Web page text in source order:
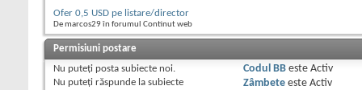
Ofer 0,5 USD pe listare/director
De marcos29 în forumul Continut web
Permisiuni postare
Nu puteţi posta subiecte noi.
Nu puteţi răspunde la subiecte
Codul BBeste Activ
Zâmbeteeste Activ